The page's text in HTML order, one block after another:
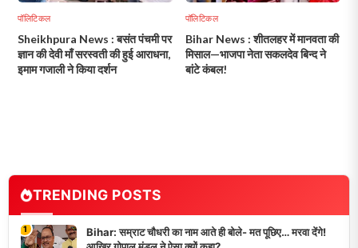
पॉलिटिकल
Sheikhpura News : बसंत पंचमी पर
ज्ञान की देवी माँ सरस्वती की हुई आराधना,
इमाम गजाली ने किया दर्शन
पॉलिटिकल
Bihar News : शीतलहर में मानवता की
मिसाल—भाजपा नेता सकलदेव बिन्द ने
बांटे कंबल!
TRENDING POSTS
1
Bihar: सम्राट चौधरी का नाम आते ही बोले- मत पूछिए… मरवा देंगे!